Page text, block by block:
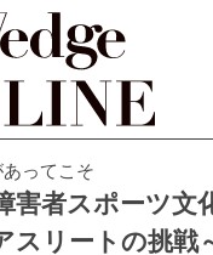
ってこそ
害者スポーツ文
スリートの挑戦